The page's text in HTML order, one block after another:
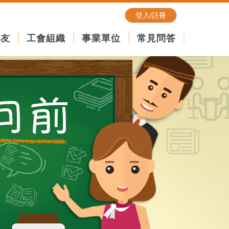
登入/註冊
工會組織 事業單位 常見問答